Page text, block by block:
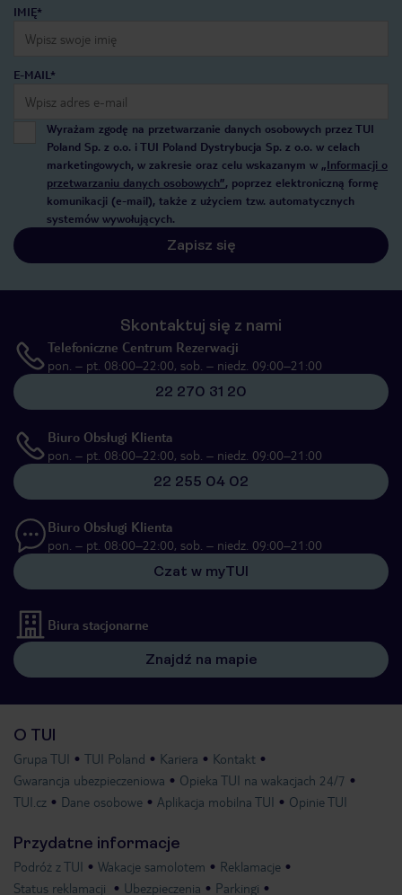
IMIĘ*
E-MAIL*
Wyrażam zgodę na przetwarzanie danych osobowych przez TUI
Poland Sp. z o.o. i TUI Poland Dystrybucja Sp. z o.o. w celach
marketingowych, w zakresie oraz celu wskazanym w „Informacji o
przetwarzaniu danych osobowych”, poprzez elektroniczną formę
komunikacji (e-mail), także z użyciem tzw. automatycznych
systemów wywołujących.
Zapisz się
Skontaktuj się z nami
Telefoniczne Centrum Rezerwacji
pon. – pt. 08:00–22:00, sob. – niedz. 09:00–21:00
22 270 31 20
Biuro Obsługi Klienta
pon. – pt. 08:00–22:00, sob. – niedz. 09:00–21:00
22 255 04 02
Biuro Obsługi Klienta
pon. – pt. 08:00–22:00, sob. – niedz. 09:00–21:00
Czat w myTUI
Biura stacjonarne
Znajdź na mapie
O TUI
Grupa TUI TUI Poland Kariera
Kontakt
Gwarancja ubezpieczeniowa
Opieka TUI na wakacjach 24/7
TUI.cz
Dane osobowe Aplikacja mobilna TUI Opinie TUI
Przydatne informacje
Podróż z TUI Wakacje samolotem
Reklamacje
Status reklamacji
Ubezpieczenia Parkingi